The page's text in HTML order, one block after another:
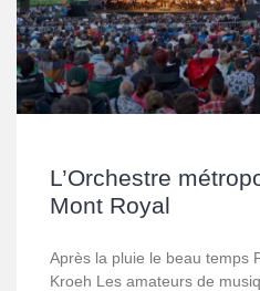
L’Orchestre
Mont Royal
Après la pluie le beau temps
Kroeh Les amateurs de